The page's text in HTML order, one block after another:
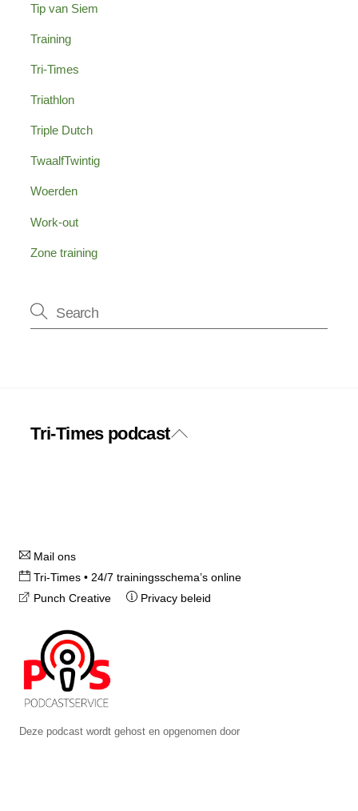
Tip van Siem
Training
Tri-Times
Triathlon
Triple Dutch
TwaalfTwintig
Woerden
Work-out
Zone training
Back
Tri-Times podcastTwitter
Mail ons
Tri-Times • 24/7 trainingsschema’s online
Punch Creative
Privacy beleid
Deze podcast wordt gehost en opgenomen door